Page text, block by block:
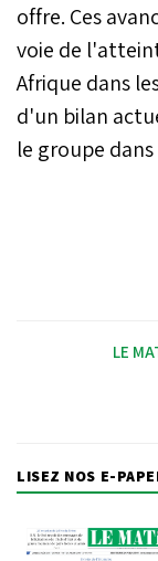
offre. Ces
voie de
Afrique dans
d'un bilan
le groupe
LE
LISEZ NOS E-